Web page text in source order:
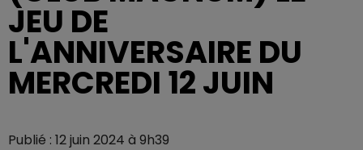
JEU DE
L'ANNIVERSAIRE DU
MERCREDI 12 JUIN
Publié : 12 juin 2024 à 9h39